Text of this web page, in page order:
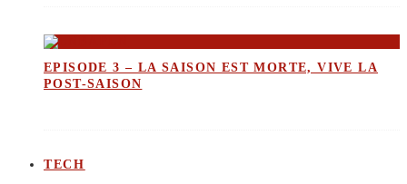
EPISODE 3 – LA SAISON EST MORTE, VIVE LA
POST-SAISON
TECH